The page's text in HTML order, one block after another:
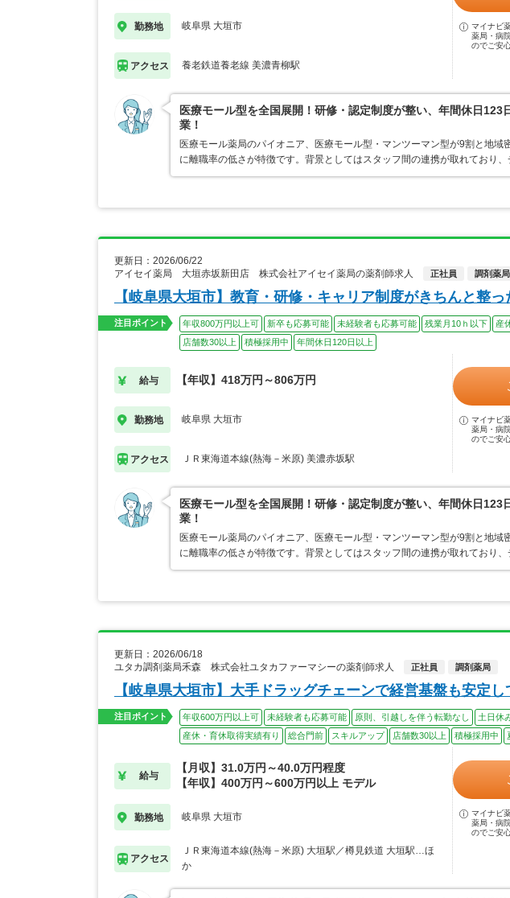
勤務地 岐阜県 大垣市
アクセス 養老鉄道養老線 美濃青柳駅
マイナビ
薬局・病
のでご安
医療モール型を全国展開！研修・認定制度が整い、年間休日
業！
医療モール薬局のパイオニア、医療モール型・マンツーマン型が9割と地域
に離職率の低さが特徴です。背景としてはスタッフ間の連携が取れており
更新日：2026/06/22
アイセイ薬局 大垣赤坂新田店 株式会社アイセイ薬局の薬剤師求人
正社員 調剤薬局
【岐阜県大垣市】教育・研修・キャリア制度がきちんと整っ
注目ポイント 年収800万円以上可 新卒も応募可能 未経験者も応募可能 残業月10ｈ以下 産
店舗数30以上
積極採用中 年間休日120日以上
給与 【年収】418万円～806万円
勤務地 岐阜県 大垣市
アクセス ＪＲ東海道本線(熱海－米原) 美濃赤坂駅
マイナビ
薬局・病
のでご安
医療モール型を全国展開！研修・認定制度が整い、年間休日
業！
医療モール薬局のパイオニア、医療モール型・マンツーマン型が9割と地域
に離職率の低さが特徴です。背景としてはスタッフ間の連携が取れており
更新日：2026/06/18
ユタカ調剤薬局禾森 株式会社ユタカファーマシーの薬剤師求人
正社員 調剤薬局
【岐阜県大垣市】大手ドラッグチェーンで経営基盤も安定し
注目ポイント 年収600万円以上可 未経験者も応募可能 原則、引越しを伴う転勤なし 土日休
産休・育休取得実績有り
総合門前 スキルアップ 店舗数30以上 積極採用中
給与
【月収】31.0万円～40.0万円程度
【年収】400万円～600万円以上 モデル
勤務地 岐阜県 大垣市
アクセス
ＪＲ東海道本線(熱海－米原) 大垣駅／樽見鉄道 大垣駅…ほ
か
マイナビ
薬局・病
のでご安